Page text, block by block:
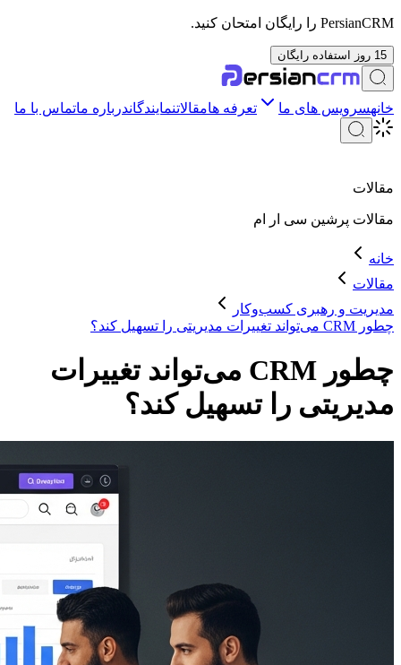
PersianCRM را رایگان امتحان کنید.
15 روز استفاده رایگان
خانهسرویس های ما تعرفه هامقالاتنمایندگاندرباره ماتماس با ما
مقالات
مقالات پرشین سی ار ام
خانه
مقالات
مدیریت و رهبری کسب‌وکار
چطور CRM می‌تواند تغییرات مدیریتی را تسهیل کند؟
چطور CRM می‌تواند تغییرات
مدیریتی را تسهیل کند؟